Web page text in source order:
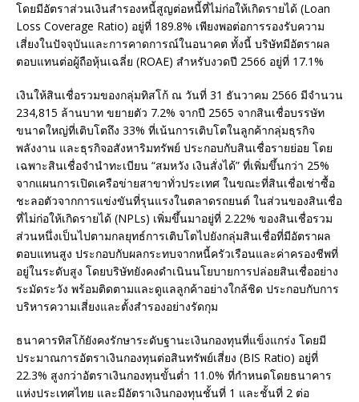
โดยมีอัตราส่วนเงินสำรองหนี้สูญต่อหนี้ที่ไม่ก่อให้เกิดรายได้ (Loan
Loss Coverage Ratio) อยู่ที่ 189.8% เพียงพอต่อการรองรับความ
เสี่ยงในปัจจุบันและการคาดการณ์ในอนาคต ทั้งนี้ บริษัทมีอัตราผล
ตอบแทนต่อผู้ถือหุ้นเฉลี่ย (ROAE) สำหรับงวดปี 2566 อยู่ที่ 17.1%
เงินให้สินเชื่อรวมของกลุ่มทิสโก้ ณ วันที่ 31 ธันวาคม 2566 มีจำนวน
234,815 ล้านบาท ขยายตัว 7.2% จากปี 2565 จากสินเชื่อบรรษัท
ขนาดใหญ่ที่เติบโตถึง 33% ที่เน้นการเติบโตในลูกค้ากลุ่มธุรกิจ
พลังงาน และธุรกิจอสังหาริมทรัพย์ ประกอบกับสินเชื่อรายย่อย โดย
เฉพาะสินเชื่อจำนำทะเบียน “สมหวัง เงินสั่งได้” ที่เพิ่มขึ้นกว่า 25%
จากแผนการเปิดเครือข่ายสาขาทั่วประเทศ ในขณะที่สินเชื่อเช่าซื้อ
ชะลอตัวจากการแข่งขันที่รุนแรงในตลาดรถยนต์ ในส่วนของสินเชื่อ
ที่ไม่ก่อให้เกิดรายได้ (NPLs) เพิ่มขึ้นมาอยู่ที่ 2.22% ของสินเชื่อรวม
ส่วนหนึ่งเป็นไปตามกลยุทธ์การเติบโตไปยังกลุ่มสินเชื่อที่มีอัตราผล
ตอบแทนสูง ประกอบกับผลกระทบจากหนี้ครัวเรือนและค่าครองชีพที่
อยู่ในระดับสูง โดยบริษัทยังคงดำเนินนโยบายการปล่อยสินเชื่ออย่าง
ระมัดระวัง พร้อมติดตามและดูแลลูกค้าอย่างใกล้ชิด ประกอบกับการ
บริหารความเสี่ยงและตั้งสำรองอย่างรัดกุม
ธนาคารทิสโก้ยังคงรักษาระดับฐานะเงินกองทุนที่แข็งแกร่ง โดยมี
ประมาณการอัตราเงินกองทุนต่อสินทรัพย์เสี่ยง (BIS Ratio) อยู่ที่
22.3% สูงกว่าอัตราเงินกองทุนขั้นต่ำ 11.0% ที่กำหนดโดยธนาคาร
แห่งประเทศไทย และมีอัตราเงินกองทุนชั้นที่ 1 และชั้นที่ 2 ต่อ